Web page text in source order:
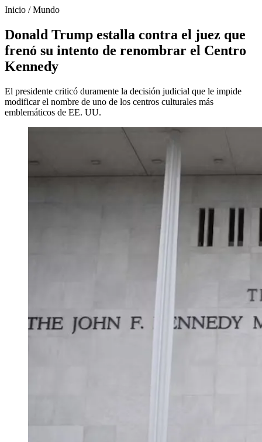
Inicio /Mundo
Donald Trump estalla contra el juez que
frenó su intento de renombrar el Centro
Kennedy
El presidente criticó duramente la decisión judicial que le impide
modificar el nombre de uno de los centros culturales más
emblemáticos de EE. UU.